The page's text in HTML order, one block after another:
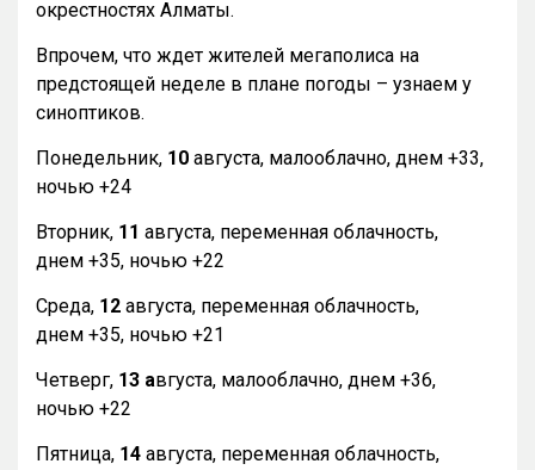
окрестностях Алматы.
Впрочем, что ждет жителей мегаполиса на
предстоящей неделе в плане погоды – узнаем у
синоптиков.
Понедельник, 10 августа, малооблачно, днем +33,
ночью +24
Вторник, 11 августа, переменная облачность,
днем +35, ночью +22
Среда, 12 августа, переменная облачность,
днем +35, ночью +21
Четверг, 13 августа, малооблачно, днем +36,
ночью +22
Пятница, 14 августа, переменная облачность,